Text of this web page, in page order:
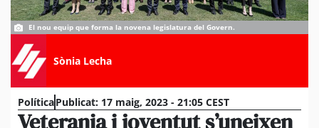
El nou equip que forma la novena legislatura del Govern.
Sònia Lecha
PolíticaPublicat: 17 maig, 2023 - 21:05 CEST
Veterania i joventut s’uneixen